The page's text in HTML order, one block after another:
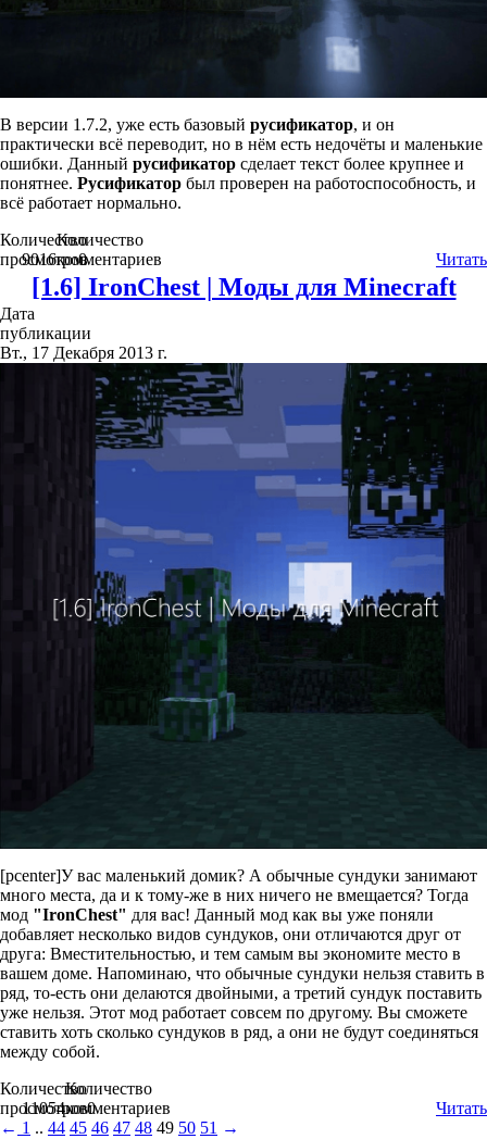
В версии 1.7.2, уже есть базовый русификатор, и он
практически всё переводит, но в нём есть недочёты и маленькие
ошибки. Данный русификатор сделает текст более крупнее и
понятнее. Русификатор был проверен на работоспособность, и
всё работает нормально.
Количество
просмотров
9016
Количество
комментариев
0 Читать
[1.6] IronChest | Моды для Minecraft
Дата
публикации
Вт., 17 Декабря 2013 г.
[pcenter]У вас маленький домик? А обычные сундуки занимают
много места, да и к тому-же в них ничего не вмещается? Тогда
мод "IronChest" для вас! Данный мод как вы уже поняли
добавляет несколько видов сундуков, они отличаются друг от
друга: Вместительностью, и тем самым вы экономите место в
вашем доме. Напоминаю, что обычные сундуки нельзя ставить в
ряд, то-есть они делаются двойными, а третий сундук поставить
уже нельзя. Этот мод работает совсем по другому. Вы сможете
ставить хоть сколько сундуков в ряд, а они не будут соединяться
между собой.
Количество
просмотров
11054
Количество
комментариев
0
Читать
← 1 .. 44 45 46 47 48 49 50 51 →